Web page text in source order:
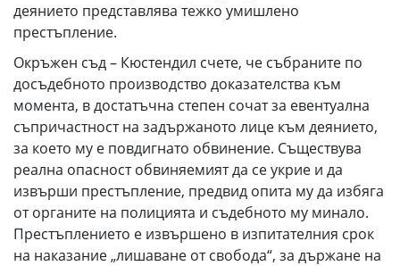
деянието представлява тежко умишлено
престъпление.
Окръжен съд – Кюстендил счете, че събраните по
досъдебното производство доказателства към
момента, в достатъчна степен сочат за евентуална
съпричастност на задържаното лице към деянието,
за което му е повдигнато обвинение. Съществува
реална опасност обвиняемият да се укрие и да
извърши престъпление, предвид опита му да избяга
от органите на полицията и съдебното му минало.
Престъплението е извършено в изпитателния срок
на наказание „лишаване от свобода“, за държане на